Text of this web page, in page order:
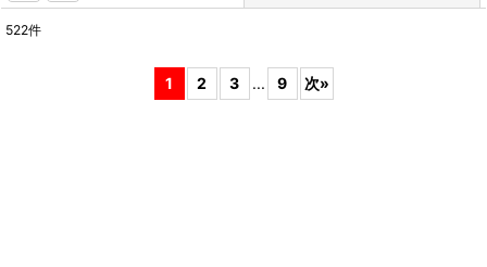
522件
1 2 3 ... 9 次»